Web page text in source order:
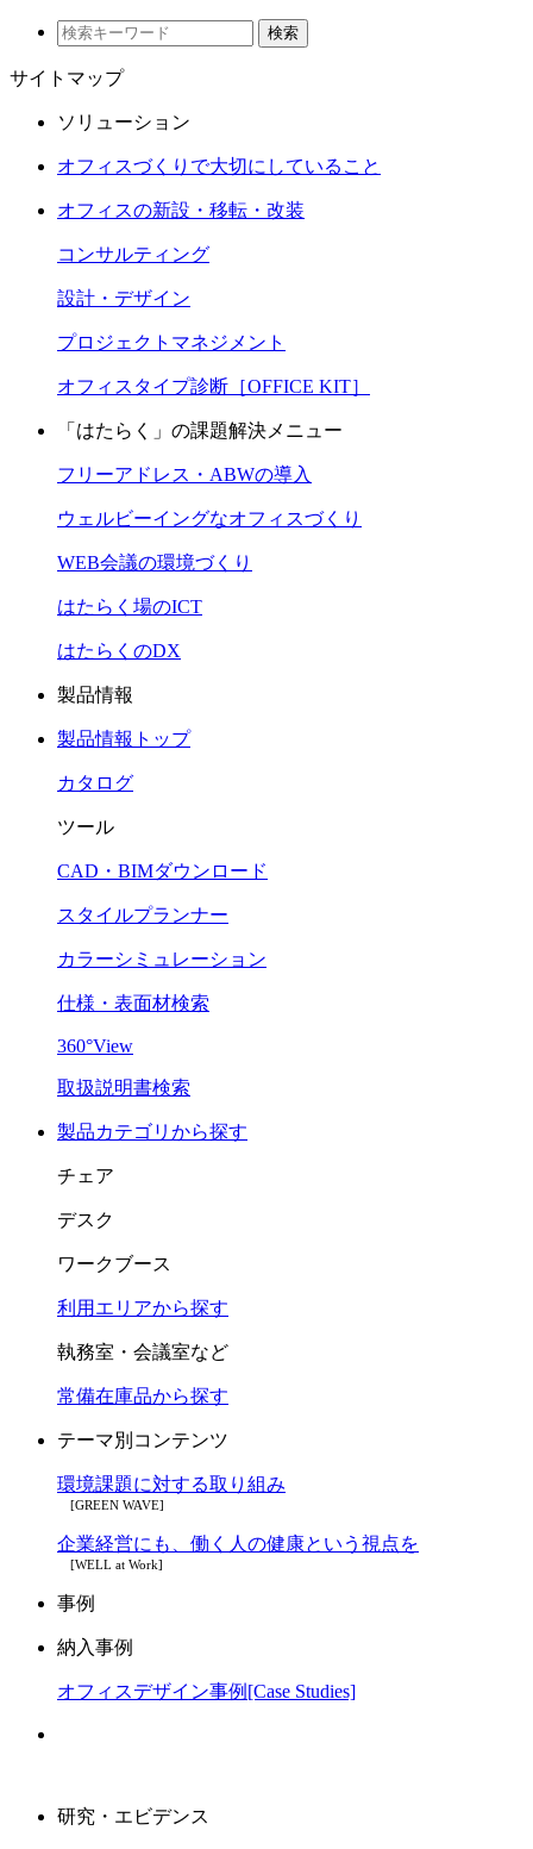
検索
サイトマップ
ソリューション
オフィスづくりで大切にしていること
オフィスの新設・移転・改装
コンサルティング
設計・デザイン
プロジェクトマネジメント
オフィスタイプ診断［OFFICE KIT］
「はたらく」の課題解決メニュー
フリーアドレス・ABWの導入
ウェルビーイングなオフィスづくり
WEB会議の環境づくり
はたらく場のICT
はたらくのDX
製品情報
製品情報トップ
カタログ
ツール
CAD・BIMダウンロード
スタイルプランナー
カラーシミュレーション
仕様・表面材検索
360°View
取扱説明書検索
製品カテゴリから探す
チェア
デスク
ワークブース
利用エリアから探す
執務室・会議室など
常備在庫品から探す
テーマ別コンテンツ
環境課題に対する取り組み
[GREEN WAVE]
企業経営にも、働く人の健康という視点を
[WELL at Work]
事例
納入事例
オフィスデザイン事例[Case Studies]
研究・エビデンス